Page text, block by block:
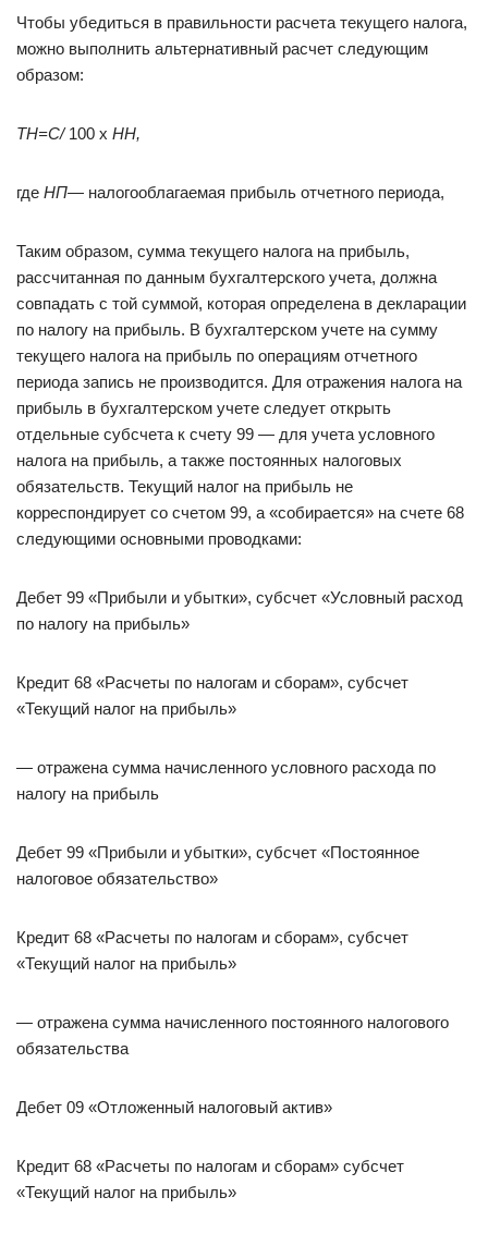
Чтобы убедиться в правильности расчета текущего налога,
можно выполнить альтернативный расчет следующим
образом:
ТН=С/100 х НН,
где НП— налогооблагаемая прибыль отчетного периода,
Таким образом, сумма текущего налога на прибыль,
рассчитанная по данным бухгалтерского учета, должна
совпадать с той суммой, которая определена в декларации
по налогу на прибыль. В бухгалтерском учете на сумму
текущего налога на прибыль по операциям отчетного
периода запись не производится. Для отражения налога на
прибыль в бухгалтерском учете следует открыть
отдельные субсчета к счету 99 — для учета условного
налога на прибыль, а также постоянных налоговых
обязательств. Текущий налог на прибыль не
корреспондирует со счетом 99, а «собирается» на счете 68
следующими основными проводками:
Дебет 99 «Прибыли и убытки», субсчет «Условный расход
по налогу на прибыль»
Кредит 68 «Расчеты по налогам и сборам», субсчет
«Текущий налог на прибыль»
— отражена сумма начисленного условного расхода по
налогу на прибыль
Дебет 99 «Прибыли и убытки», субсчет «Постоянное
налоговое обязательство»
Кредит 68 «Расчеты по налогам и сборам», субсчет
«Текущий налог на прибыль»
— отражена сумма начисленного постоянного налогового
обязательства
Дебет 09 «Отложенный налоговый актив»
Кредит 68 «Расчеты по налогам и сборам» субсчет
«Текущий налог на прибыль»